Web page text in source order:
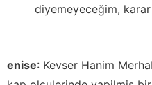
diyemeyeceğim, karar
enise: Kevser Hanim